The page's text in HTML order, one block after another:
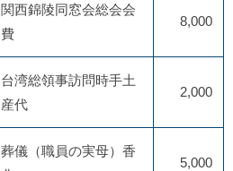
関西錦陵同窓会総会会
費
8,000
台湾総領事訪問時手土
産代
2,000
葬儀（職員の実母）香
5,000